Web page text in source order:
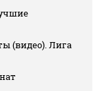
(видео). Лига